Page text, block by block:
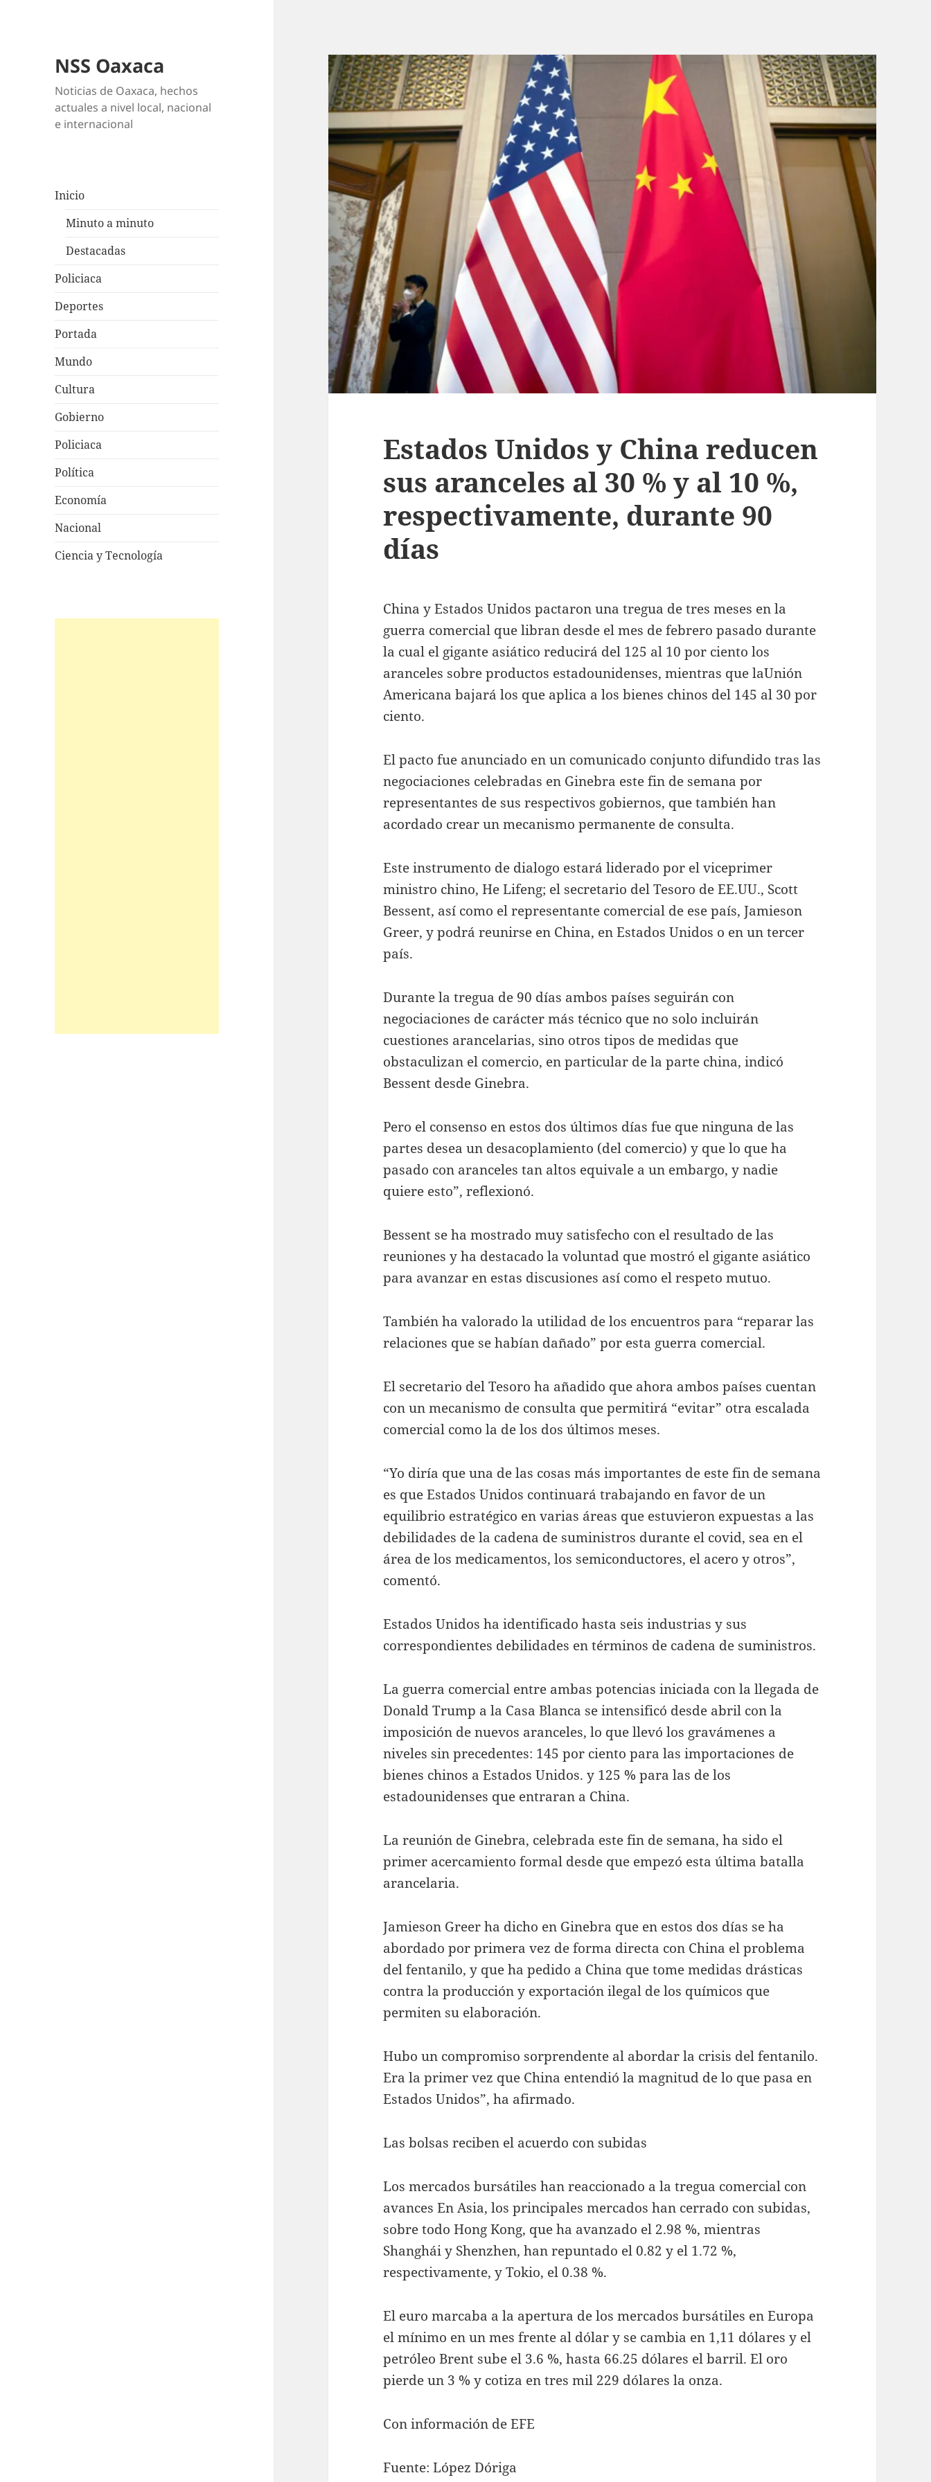
NSS Oaxaca
Noticias de Oaxaca, hechos
actuales a nivel local, nacional
e internacional
Inicio
Minuto a minuto
Destacadas
Policiaca
Deportes
Portada
Mundo
Cultura
Gobierno
Policiaca
Política
Economía
Nacional
Ciencia y Tecnología
Estados Unidos y China reducen
sus aranceles al 30 % y al 10 %,
respectivamente, durante 90
días
China y Estados Unidos pactaron una tregua de tres meses en la
guerra comercial que libran desde el mes de febrero pasado durante
la cual el gigante asiático reducirá del 125 al 10 por ciento los
aranceles sobre productos estadounidenses, mientras que laUnión
Americana bajará los que aplica a los bienes chinos del 145 al 30 por
ciento.
El pacto fue anunciado en un comunicado conjunto difundido tras las
negociaciones celebradas en Ginebra este fin de semana por
representantes de sus respectivos gobiernos, que también han
acordado crear un mecanismo permanente de consulta.
Este instrumento de dialogo estará liderado por el viceprimer
ministro chino, He Lifeng; el secretario del Tesoro de EE.UU., Scott
Bessent, así como el representante comercial de ese país, Jamieson
Greer, y podrá reunirse en China, en Estados Unidos o en un tercer
país.
Durante la tregua de 90 días ambos países seguirán con
negociaciones de carácter más técnico que no solo incluirán
cuestiones arancelarias, sino otros tipos de medidas que
obstaculizan el comercio, en particular de la parte china, indicó
Bessent desde Ginebra.
Pero el consenso en estos dos últimos días fue que ninguna de las
partes desea un desacoplamiento (del comercio) y que lo que ha
pasado con aranceles tan altos equivale a un embargo, y nadie
quiere esto”, reflexionó.
Bessent se ha mostrado muy satisfecho con el resultado de las
reuniones y ha destacado la voluntad que mostró el gigante asiático
para avanzar en estas discusiones así como el respeto mutuo.
También ha valorado la utilidad de los encuentros para “reparar las
relaciones que se habían dañado” por esta guerra comercial.
El secretario del Tesoro ha añadido que ahora ambos países cuentan
con un mecanismo de consulta que permitirá “evitar” otra escalada
comercial como la de los dos últimos meses.
“Yo diría que una de las cosas más importantes de este fin de semana
es que Estados Unidos continuará trabajando en favor de un
equilibrio estratégico en varias áreas que estuvieron expuestas a las
debilidades de la cadena de suministros durante el covid, sea en el
área de los medicamentos, los semiconductores, el acero y otros”,
comentó.
Estados Unidos ha identificado hasta seis industrias y sus
correspondientes debilidades en términos de cadena de suministros.
La guerra comercial entre ambas potencias iniciada con la llegada de
Donald Trump a la Casa Blanca se intensificó desde abril con la
imposición de nuevos aranceles, lo que llevó los gravámenes a
niveles sin precedentes: 145 por ciento para las importaciones de
bienes chinos a Estados Unidos. y 125 % para las de los
estadounidenses que entraran a China.
La reunión de Ginebra, celebrada este fin de semana, ha sido el
primer acercamiento formal desde que empezó esta última batalla
arancelaria.
Jamieson Greer ha dicho en Ginebra que en estos dos días se ha
abordado por primera vez de forma directa con China el problema
del fentanilo, y que ha pedido a China que tome medidas drásticas
contra la producción y exportación ilegal de los químicos que
permiten su elaboración.
Hubo un compromiso sorprendente al abordar la crisis del fentanilo.
Era la primer vez que China entendió la magnitud de lo que pasa en
Estados Unidos”, ha afirmado.
Las bolsas reciben el acuerdo con subidas
Los mercados bursátiles han reaccionado a la tregua comercial con
avances En Asia, los principales mercados han cerrado con subidas,
sobre todo Hong Kong, que ha avanzado el 2.98 %, mientras
Shanghái y Shenzhen, han repuntado el 0.82 y el 1.72 %,
respectivamente, y Tokio, el 0.38 %.
El euro marcaba a la apertura de los mercados bursátiles en Europa
el mínimo en un mes frente al dólar y se cambia en 1,11 dólares y el
petróleo Brent sube el 3.6 %, hasta 66.25 dólares el barril. El oro
pierde un 3 % y cotiza en tres mil 229 dólares la onza.
Con información de EFE
Fuente: López Dóriga